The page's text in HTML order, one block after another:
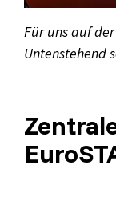
Für uns auf der
Untenstehend